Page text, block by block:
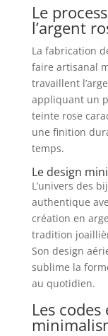
Le
l’argent
La fabrication
faire artisanal
travaillent
appliquant un
teinte rose
une finition
temps.
Le design
L’univers des
authentique
création en
tradition
Son design
sublime la
au quotidien.
Les